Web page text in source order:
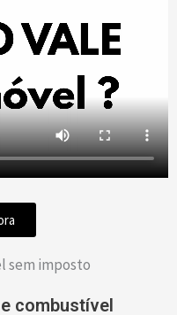
sem imposto
combustível